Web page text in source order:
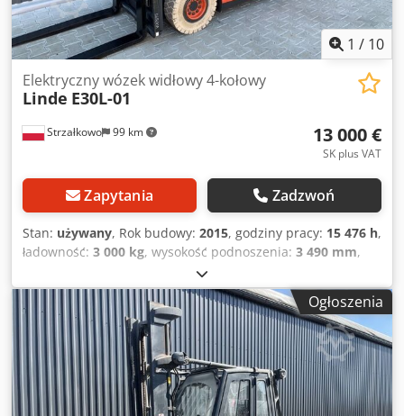
lampa ostrzegawcza obrotowa, tapicerka siedziska z
tkaniny, system BlueSpot z przodu i z tyłu, sterowanie
jedną dźwignią
1 / 10
Strzałkowo 99 km
Elektryczny wózek widłowy 4-kołowy
Linde E30L-01
13 000 €
SK plus VAT
Zapytania Zadzwoń
Stan: używany, Rok budowy: 2015, godziny pracy: 15 476 h,
ładowność: 3 000 kg, wysokość podnoszenia: 3 490 mm,
, wysokość konstrukcyjna:
typ napędu:Elektro, Elektryczny 4-kołowy wózek widłowy
Klasa ISO: Klasa ISO 3 = 2 500 - 4 999 kg Typ masztu:
standardowy Stan techniczny: dobry Napięcie
akumulatora: 80 V Rok produkcji baterii: 2019 Przesuw
boczny, Csdet S Rb Hspfx Agnsrf 3. zawór, 4. zawór,
przednia szyba,
Ogłoszenia